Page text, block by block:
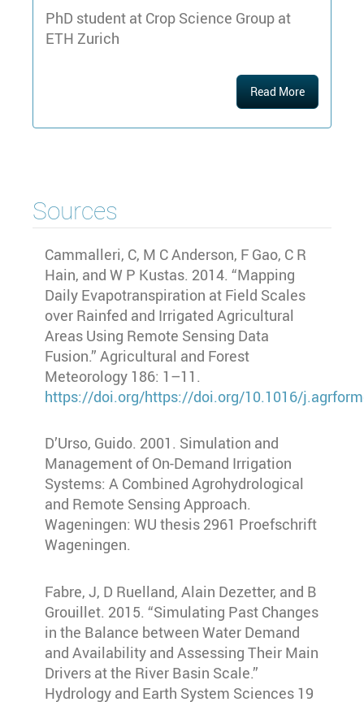
PhD student at Crop Science Group at
ETH Zurich
Read More
Sources
Cammalleri, C, M C Anderson, F Gao, C R
Hain, and W P Kustas. 2014. “Mapping
Daily Evapotranspiration at Field Scales
over Rainfed and Irrigated Agricultural
Areas Using Remote Sensing Data
Fusion.” Agricultural and Forest
Meteorology 186: 1–11.
https://doi.org/https://doi.org/10.1016/
D’Urso, Guido. 2001. Simulation and
Management of On-Demand Irrigation
Systems: A Combined Agrohydrological
and Remote Sensing Approach.
Wageningen: WU thesis 2961 Proefschrift
Wageningen.
Fabre, J, D Ruelland, Alain Dezetter, and B
Grouillet. 2015. “Simulating Past Changes
in the Balance between Water Demand
and Availability and Assessing Their Main
Drivers at the River Basin Scale.”
Hydrology and Earth System Sciences 19